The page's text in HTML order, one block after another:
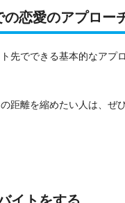
の恋愛のアプロー
先でできる基本的なアプ
距離を縮めたい人は、ぜ